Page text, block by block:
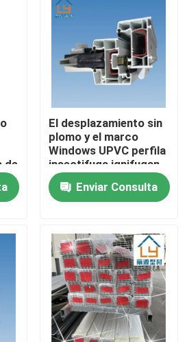
de
El desplazamiento sin
plomo y el marco
Windows UPVC perfila
insectifuga ignifugan
Enviar Consulta